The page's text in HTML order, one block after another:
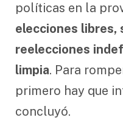
políticas en la
elecciones libres,
reelecciones
limpia. Para
primero hay que
concluyó.